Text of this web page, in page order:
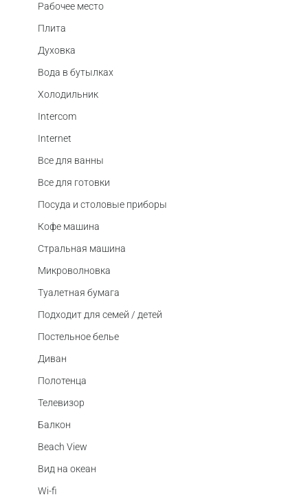
Рабочее место
Плита
Духовка
Вода в бутылках
Холодильник
Intercom
Internet
Все для ванны
Все для готовки
Посуда и столовые приборы
Кофе машина
Стральная машина
Микроволновка
Туалетная бумага
Подходит для семей / детей
Постельное белье
Диван
Полотенца
Телевизор
Балкон
Beach View
Вид на океан
Wi-fi